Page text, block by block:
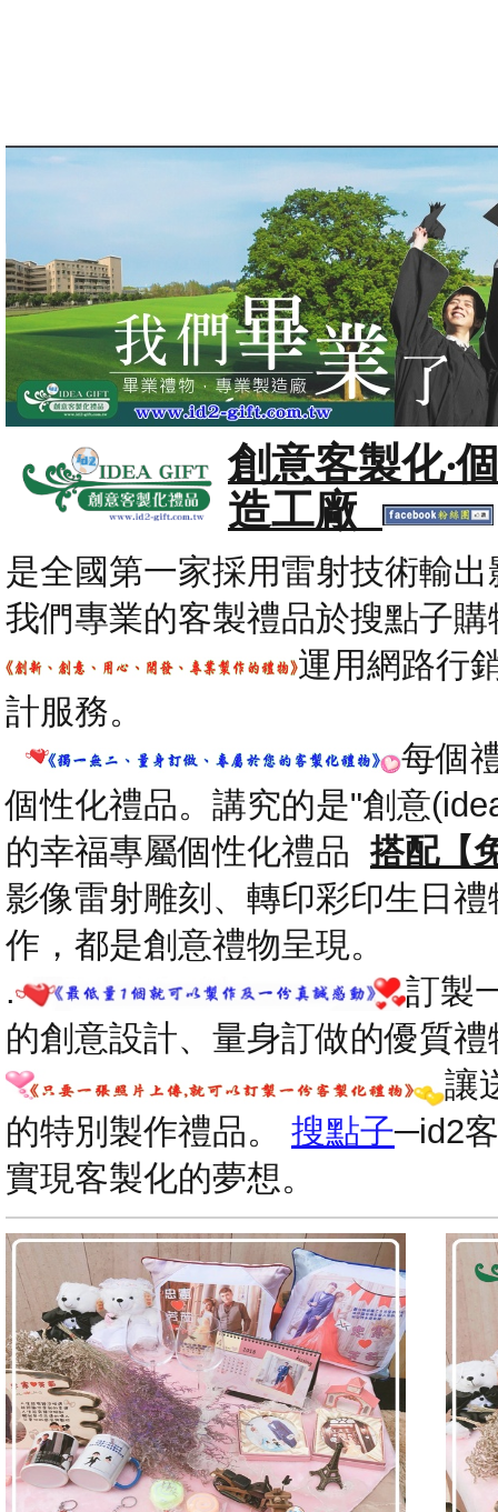
創意客製化‧
造工廠
是全國第一家採用雷射技術輸
我們專業的客製禮品於搜點子
運用網路行
計服務。
每個
個性化禮品。講究的是"創意
的幸福專屬個性化禮品搭配【
影像雷射雕刻、轉印彩印生日禮
作，都是創意禮物呈現。
.
訂製
的創意設計、量身訂做的優質禮
讓
的特別製作禮品。 搜點子─id2
實現客製化的夢想。